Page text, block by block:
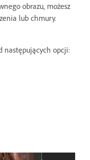
obrazu, możesz
lub chmury.
następujących opcji: